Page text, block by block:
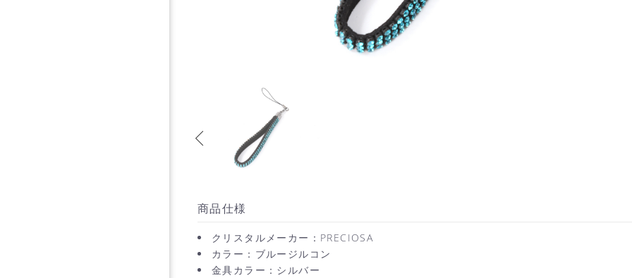
商品仕様
クリスタルメーカー：PRECIOSA
カラー：ブルージルコン
金具カラー：シルバー